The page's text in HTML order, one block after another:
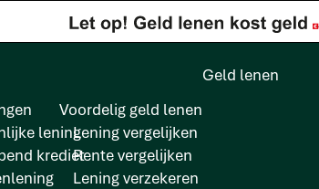
Geld lenen
lening
krediet
Voordelig geld lenen
Lening vergelijken
Rente vergelijken
Lening verzekeren